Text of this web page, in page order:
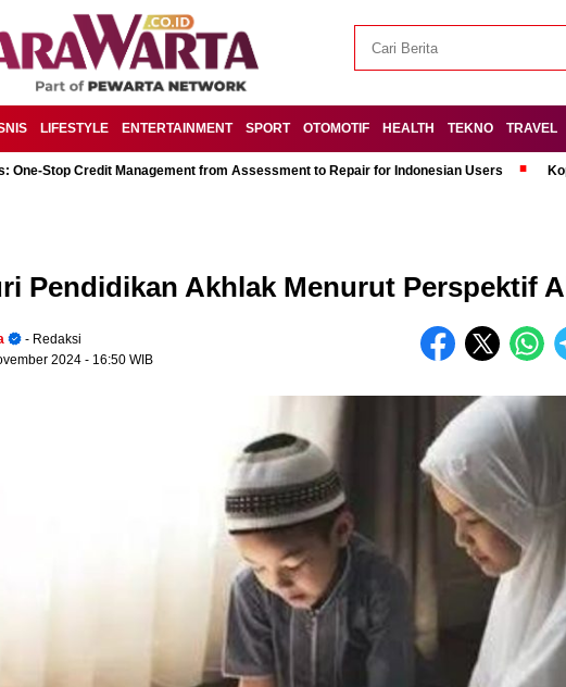
LIFESTYLE ENTERTAINMENT SPORT OTOMOTIF HEALTH TEKNO TRAVEL
One-Stop Credit Management from Assessment to Repair for Indonesian Users
Pendidikan Akhlak Menurut Perspektif
- Redaksi
2024 - 16:50 WIB